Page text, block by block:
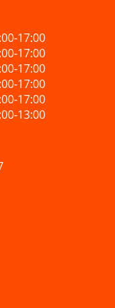
17:00
17:00
17:00
17:00
17:00
13:00